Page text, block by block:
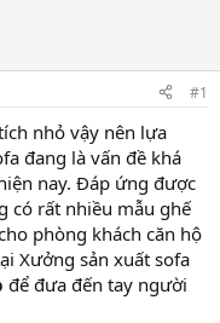
#1
nhỏ vậy nên lựa
đang là vấn đề khá
nay. Đáp ứng được
có rất nhiều mẫu ghế
phòng khách căn hộ
Xưởng sản xuất sofa
để đưa đến tay người